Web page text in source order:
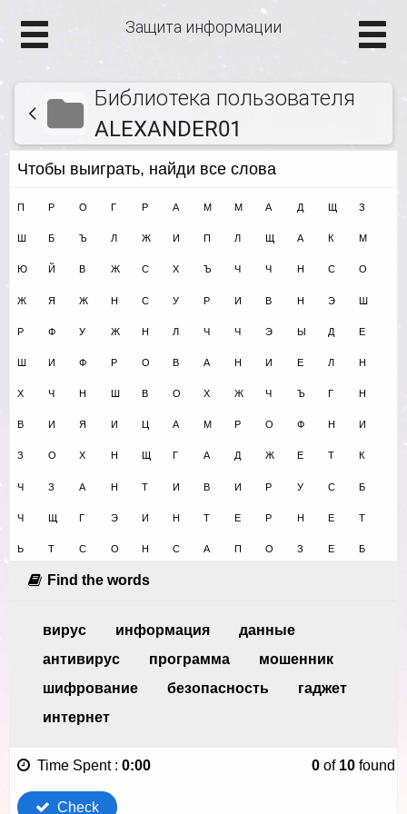
Защита информации
Библиотека пользователя
ALEXANDER01